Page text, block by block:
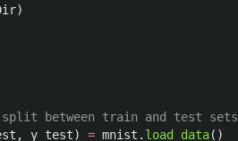
)
, y_test) = mnist . load_data()